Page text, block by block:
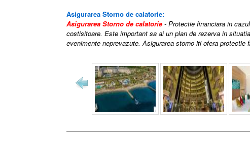
Asigurarea Storno de calatorie:
Asigurarea Storno de calatorie- Protectie financiara in
costisitoare. Este important sa ai un plan de rezerva in
evenimente neprevazute. Asigurarea storno iti ofera protectie